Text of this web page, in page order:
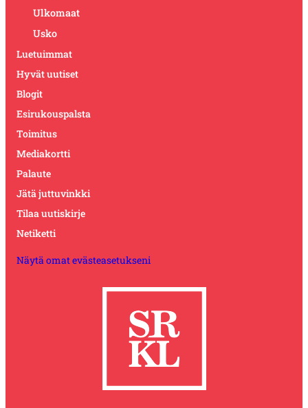
Ulkomaat
Usko
Luetuimmat
Hyvät uutiset
Blogit
Esirukouspalsta
Toimitus
Mediakortti
Palaute
Jätä juttuvinkki
Tilaa uutiskirje
Netiketti
Näytä omat evästeasetukseni